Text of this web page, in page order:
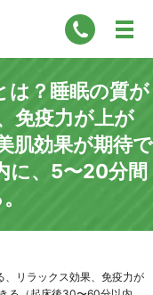
は？睡眠の質が
免疫力が上が
肌効果が期待で
に、5〜20分間
リラックス効果、免疫力が